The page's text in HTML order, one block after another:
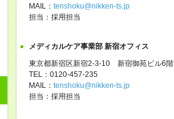
MAIL： tenshoku@nikken-ts.jp
担当：採用担当
メディカルケア事業部 新宿オフィス
東京都新宿区新宿2-3-10 新宿御苑ビル6階
TEL：0120-457-235
MAIL： tenshoku@nikken-ts.jp
担当：採用担当